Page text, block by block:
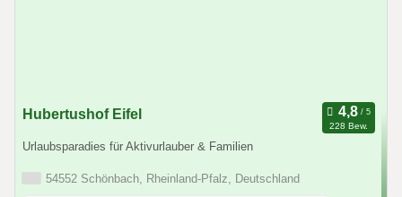
Hubertushof Eifel
228 Bew.
Urlaubsparadies für Aktivurlauber & Familien
54552 Schönbach, Rheinland-Pfalz, Deutschland